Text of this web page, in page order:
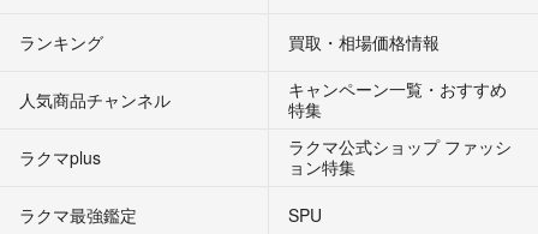
ランキング 買取・相場価格情報
人気商品チャンネル
キャンペーン一覧・おすすめ
特集
ラクマplus
ラクマ公式ショップ ファッシ
ョン特集
ラクマ最強鑑定
SPU